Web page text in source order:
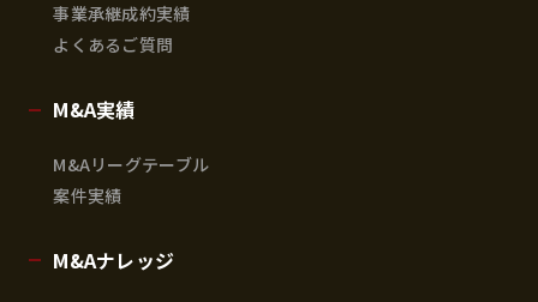
事業承継成約実績
よくあるご質問
M&A実績
M&Aリーグテーブル
案件実績
M&Aナレッジ